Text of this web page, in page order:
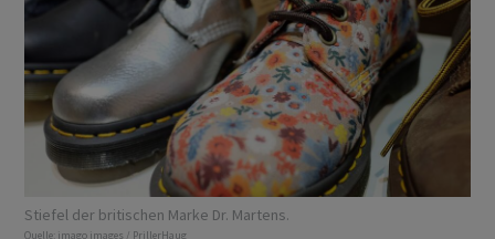
Stiefel der britischen Marke Dr. Martens.
Quelle: imago images / PrillerHaug